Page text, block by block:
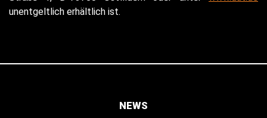
unentgeltlich erhältlich ist.
NEWS